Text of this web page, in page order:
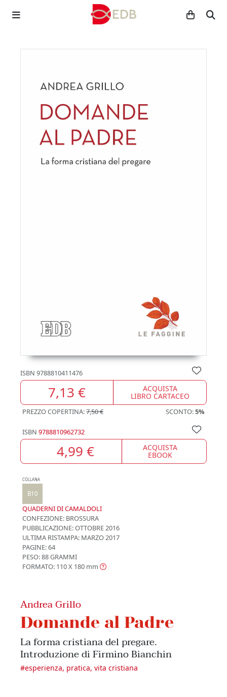
ISBN 9788810411476
7,13 € ACQUISTA
LIBRO CARTACEO
PREZZO COPERTINA:7,50 € SCONTO:5%
ISBN 9788810962732
4,99 € ACQUISTA
EBOOK
COLLANA
B10
QUADERNI DI CAMALDOLI
CONFEZIONE: BROSSURA
PUBBLICAZIONE:OTTOBRE 2016
ULTIMA RISTAMPA: MARZO 2017
PAGINE: 64
PESO: 88 GRAMMI
FORMATO: 110 X 180 mm
Andrea Grillo
Domande al Padre
La forma cristiana del pregare.
Introduzione di Firmino Bianchin
#esperienza, pratica, vita cristiana